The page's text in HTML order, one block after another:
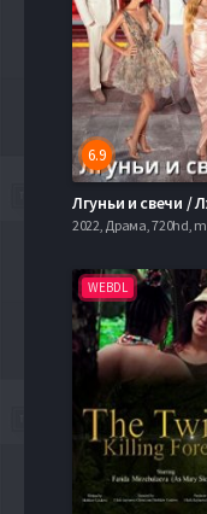
6.9
2022, Драма, 720hd,
WEBDL